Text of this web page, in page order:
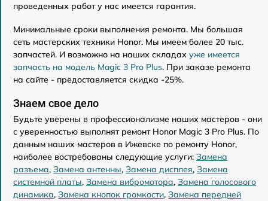
проведенных работ у нас имеется гарантия.
Минимальные сроки выполнения ремонта. Мы большая
сеть мастерских техники Honor. Мы имеем более 20 тыс.
запчастей. И возможно на наших складах уже имеется
запчасть на модель Magic 3 Pro Plus. При заказе ремонта
на сайте - предоставляется скидка -25%.
Знаем свое дело
Будьте уверены в профессионализме наших мастеров - они
с уверенностью выполнят ремонт Honor Magic 3 Pro Plus. По
данным наших мастеров в Ижевске по ремонту Honor,
наиболее востребованы следующие услуги: Замена
разъема, Замена антенны, Замена дисплея, Замена
системной платы, Замена вибромотора, Замена голосового
динамика, Замена кнопок громкости, Замена передней